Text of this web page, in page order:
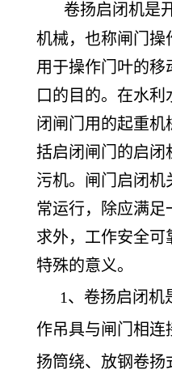
卷扬启闭机是
机械，也称闸门操
用于操作门叶的移
口的目的。在水
闭闸门用的起重机
括启闭闸门的启闭
污机。闸门启闭机
常运行，除应满足
求外，工作安全可
特殊的意义。
1、卷扬启闭机
作吊具与闸门相连
扬筒绕、放钢卷扬